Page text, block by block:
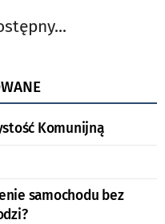
Komunijną
samochodu bez